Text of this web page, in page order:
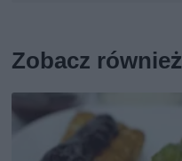
Zobacz również